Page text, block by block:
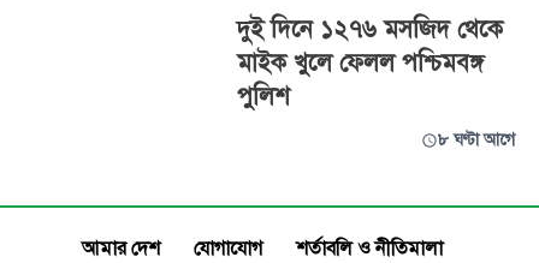
দুই দিনে ১২৭৬ মসজিদ থেকে
মাইক খুলে ফেলল পশ্চিমবঙ্গ
পুলিশ
৮ ঘণ্টা আগে
আমার দেশ যোগাযোগ
শর্তাবলি ও নীতিমালা